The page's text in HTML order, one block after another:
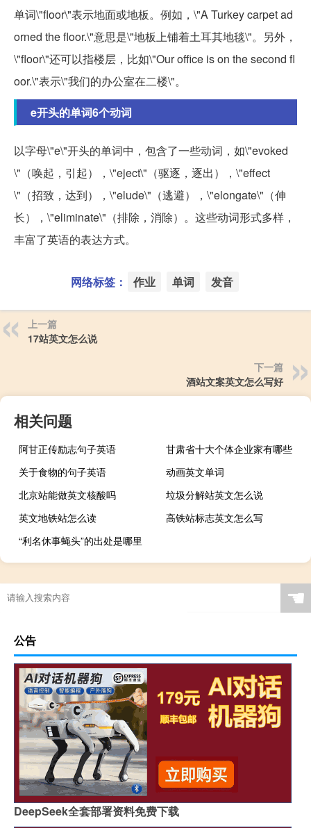
单词\"floor\"表示地面或地板。例如，\"A Turkey carpet ad
orned the floor.\"意思是\"地板上铺着土耳其地毯\"。另外，
\"floor\"还可以指楼层，比如\"Our office is on the second fl
oor.\"表示\"我们的办公室在二楼\"。
e开头的单词6个动词
以字母\"e\"开头的单词中，包含了一些动词，如\"evoked
\"（唤起，引起），\"eject\"（驱逐，逐出），\"effect
\"（招致，达到），\"elude\"（逃避），\"elongate\"（伸
长），\"eliminate\"（排除，消除）。这些动词形式多样，
丰富了英语的表达方式。
网络标签： 作业 单词 发音
上一篇
17站英文怎么说
下一篇
酒站文案英文怎么写好
相关问题
阿甘正传励志句子英语
甘肃省十大个体企业家有哪些
关于食物的句子英语
动画英文单词
北京站能做英文核酸吗
垃圾分解站英文怎么说
英文地铁站怎么读
高铁站标志英文怎么写
“利名休事蝇头”的出处是哪里
☚
公告
DeepSeek全套部署资料免费下载